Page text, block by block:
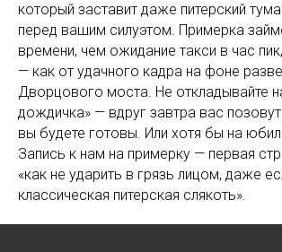
который заставит даже питерский
перед вашим силуэтом. Примерка
времени, чем ожидание такси в час
— как от удачного кадра на фоне
Дворцового моста. Не откладывайте
дождичка» — вдруг завтра вас
вы будете готовы. Или хотя бы на
Запись к нам на примерку — первая
«как не ударить в грязь лицом, даже
классическая питерская слякоть».